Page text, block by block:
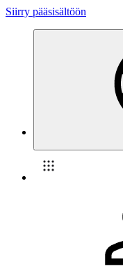
Siirry pääsisältöön